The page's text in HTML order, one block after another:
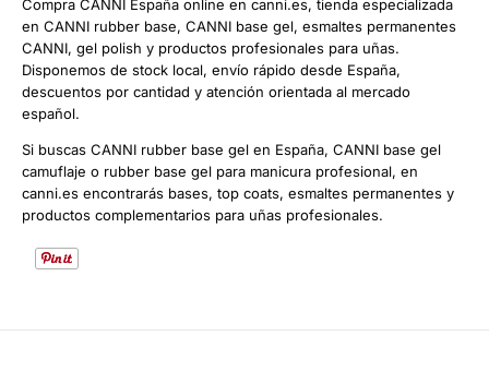
Compra CANNI España online en canni.es, tienda especializada
en CANNI rubber base, CANNI base gel, esmaltes permanentes
CANNI, gel polish y productos profesionales para uñas.
Disponemos de stock local, envío rápido desde España,
descuentos por cantidad y atención orientada al mercado
español.
Si buscas CANNI rubber base gel en España, CANNI base gel
camuflaje o rubber base gel para manicura profesional, en
canni.es encontrarás bases, top coats, esmaltes permanentes y
productos complementarios para uñas profesionales.